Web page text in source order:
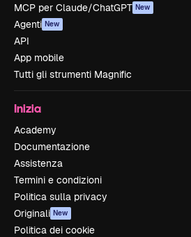
MCP per Claude/ChatGPT New
Agenti New
API
App mobile
Tutti gli strumenti Magnific
Inizia
Academy
Documentazione
Assistenza
Termini e condizioni
Politica sulla privacy
Originali New
Politica dei cookie